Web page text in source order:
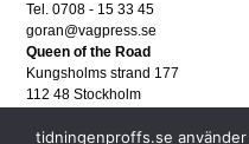
Tel. 0708 - 15 33 45
goran@vagpress.se
Queen of the Road
Kungsholms strand 177
112 48 Stockholm
Tel. 08 - 653 83 80
tidningenproffs.se